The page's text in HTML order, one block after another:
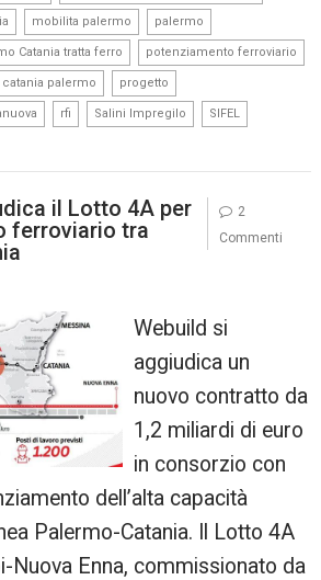
mobilita palermo palermo
Catania tratta ferro potenziamento ferroviario
palermo progetto
rfi Salini Impregilo SIFEL
il Lotto 4A per
ferroviario tra
Webuild si
aggiudica un
nuovo contratto da
1,2 miliardi di euro
in consorzio con
dell’alta capacità
Palermo-Catania. Il Lotto 4A
Nuova Enna, commissionato da
2
Commenti